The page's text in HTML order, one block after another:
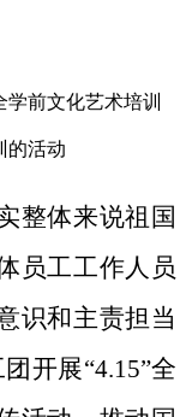
前文化艺术培训
的活动
整体来说祖国
员工工作人员
识和主责担当
开展“4.15”全